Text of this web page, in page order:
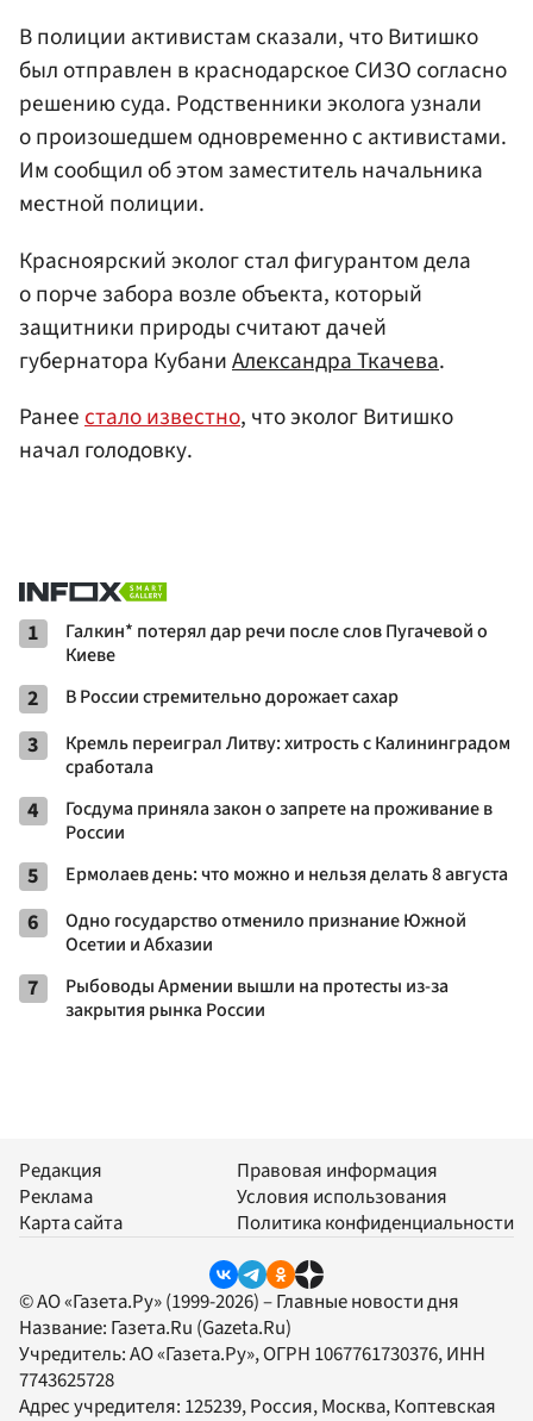
В полиции активистам сказали, что Витишко
был отправлен в краснодарское СИЗО согласно
решению суда. Родственники эколога узнали
о произошедшем одновременно с активистами.
Им сообщил об этом заместитель начальника
местной полиции.
Красноярский эколог стал фигурантом дела
о порче забора возле объекта, который
защитники природы считают дачей
губернатора КубаниАлександра Ткачева.
Ранеестало известно, что эколог Витишко
начал голодовку.
1
Галкин* потерял дар речи после слов Пугачевой о
Киеве
2 В России стремительно дорожает сахар
3
Кремль переиграл Литву: хитрость с Калининградом
сработала
4
Госдума приняла закон о запрете на проживание в
России
5 Ермолаев день: что можно и нельзя делать 8 августа
6
Одно государство отменило признание Южной
Осетии и Абхазии
7
Рыбоводы Армении вышли на протесты из-за
закрытия рынка России
Редакция
Реклама
Карта сайта
Правовая информация
Условия использования
Политика конфиденциальности
© АО «Газета.Ру» (1999-2026) – Главные новости дня
Название: Газета.Ru (Gazeta.Ru)
Учредитель:АО «Газета.Ру», ОГРН 1067761730376, ИНН
7743625728
Адрес учредителя: 125239, Россия, Москва, Коптевская